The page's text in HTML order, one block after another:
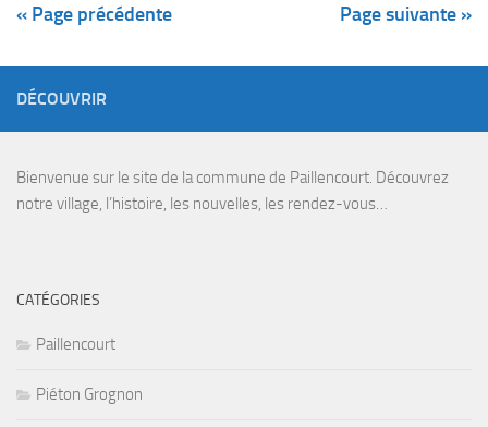
« Page précédente Page suivante »
DÉCOUVRIR
Bienvenue sur le site de la commune de Paillencourt. Découvrez
notre village, l’histoire, les nouvelles, les rendez-vous…
CATÉGORIES
Paillencourt
Piéton Grognon